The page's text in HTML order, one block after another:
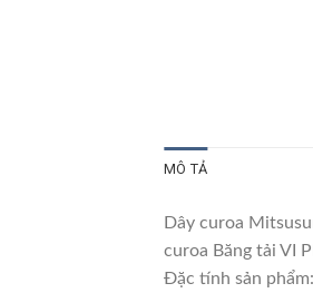
MÔ TẢ
Dây curoa
curoa Băng tải VI
Đặc tính sản